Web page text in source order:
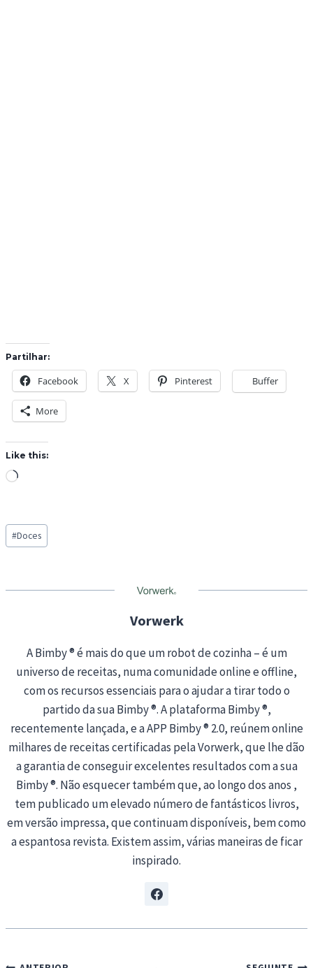
Partilhar:
Facebook X Pinterest Buffer
More
Like this:
L
d
g
Post
Tags:
#Doces
Vorwerk
A Bimby ® é mais do que um robot de cozinha – é um
universo de receitas, numa comunidade online e offline,
com os recursos essenciais para o ajudar a tirar todo o
partido da sua Bimby ®. A plataforma Bimby ®,
recentemente lançada, e a APP Bimby ® 2.0, reúnem online
milhares de receitas certificadas pela Vorwerk, que lhe dão
a garantia de conseguir excelentes resultados com a sua
Bimby ®. Não esquecer também que, ao longo dos anos ,
tem publicado um elevado número de fantásticos livros,
em versão impressa, que continuam disponíveis, bem como
a espantosa revista. Existem assim, várias maneiras de ficar
inspirado.